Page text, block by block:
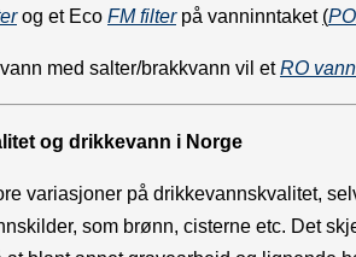
og et Eco FM filterpå vanninntaket (
med salter/brakkvann vil etRO
og drikkevann i Norge
variasjoner på drikkevannskvalitet,
som brønn, cisterne etc. Det